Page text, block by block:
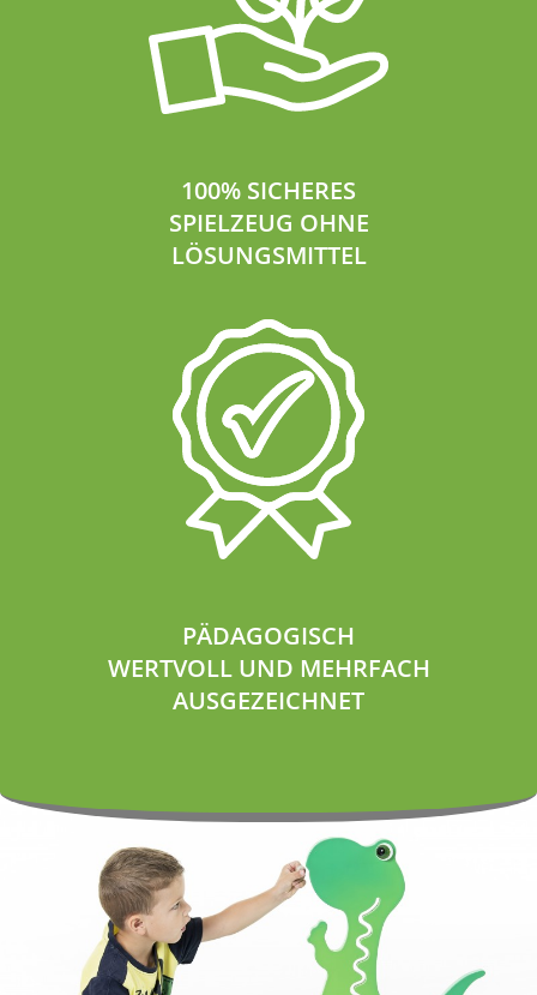
100% SICHERES
SPIELZEUG OHNE
LÖSUNGSMITTEL
PÄDAGOGISCH
WERTVOLL UND MEHRFACH
AUSGEZEICHNET